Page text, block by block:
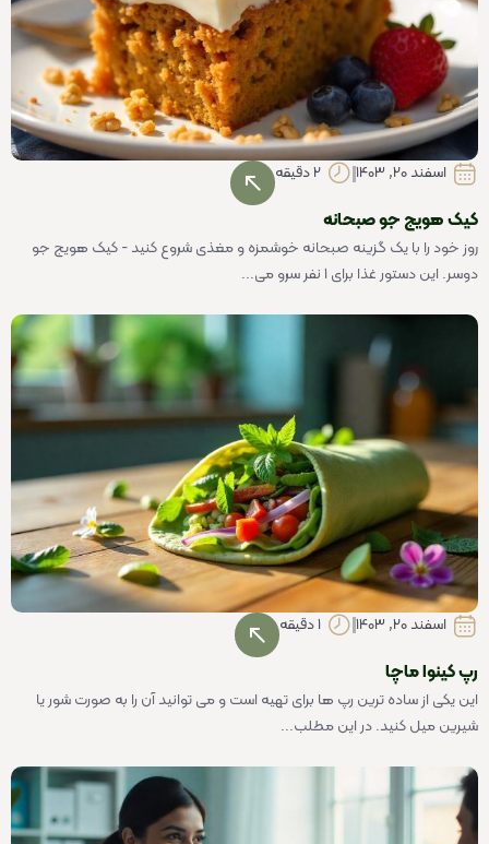
اسفند 20, 1403 2 دقیقه
کیک هویج جو صبحانه
روز خود را با یک گزینه صبحانه خوشمزه و مغذی شروع کنید - کیک هویج جو
دوسر. این دستور غذا برای 1 نفر سرو می...
اسفند 20, 1403 1 دقیقه
رپ کینوا ماچا
این یکی از ساده ترین رپ ها برای تهیه است و می توانید آن را به صورت شور یا
شیرین میل کنید. در این مطلب...